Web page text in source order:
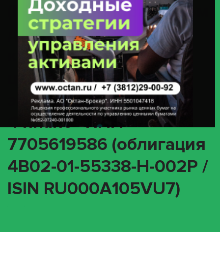
(INTR) О корпоративном
действии «Выплата
купонного дохода» с
ценными бумагами
эмитента АО «Эталон-
Финанс» ИНН
7705619586 (облигация
4B02-01-55338-H-002P /
ISIN RU000A105VU7)